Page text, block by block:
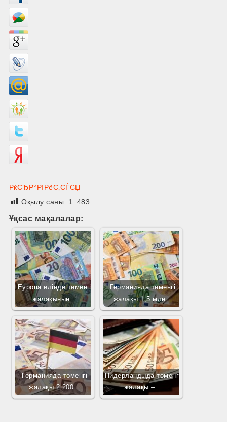
РќСЂР°РІРёС‚СЃСЏ
Оқылу саны: 1 483
Ұқсас мақалалар:
Еуропа елінде төменгі
жалақының…
Германияда төменгі
жалақы 1,5 млн…
Германияда төменгі
жалақы 2 200…
Нидерландыда төменгі
жалақы –…